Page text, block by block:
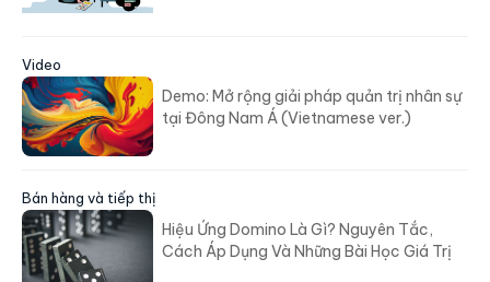
Video
Demo: Mở rộng giải pháp quản trị nhân sự
tại Đông Nam Á (Vietnamese ver.)
Bán hàng và tiếp thị
Hiệu Ứng Domino Là Gì? Nguyên Tắc,
Cách Áp Dụng Và Những Bài Học Giá Trị